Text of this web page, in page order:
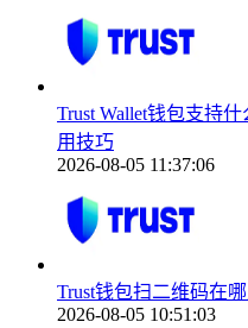
Trust Wallet钱包支持
用技巧
2026-08-05 11:37:06
Trust钱包扫二维码在
2026-08-05 10:51:03